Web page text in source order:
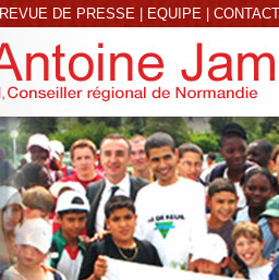
REVUE DE PRESSE EQUIPE CONTACT